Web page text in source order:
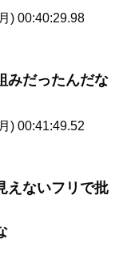
) 00:40:29.98
みだったんだな
) 00:41:49.52
えないフリで批